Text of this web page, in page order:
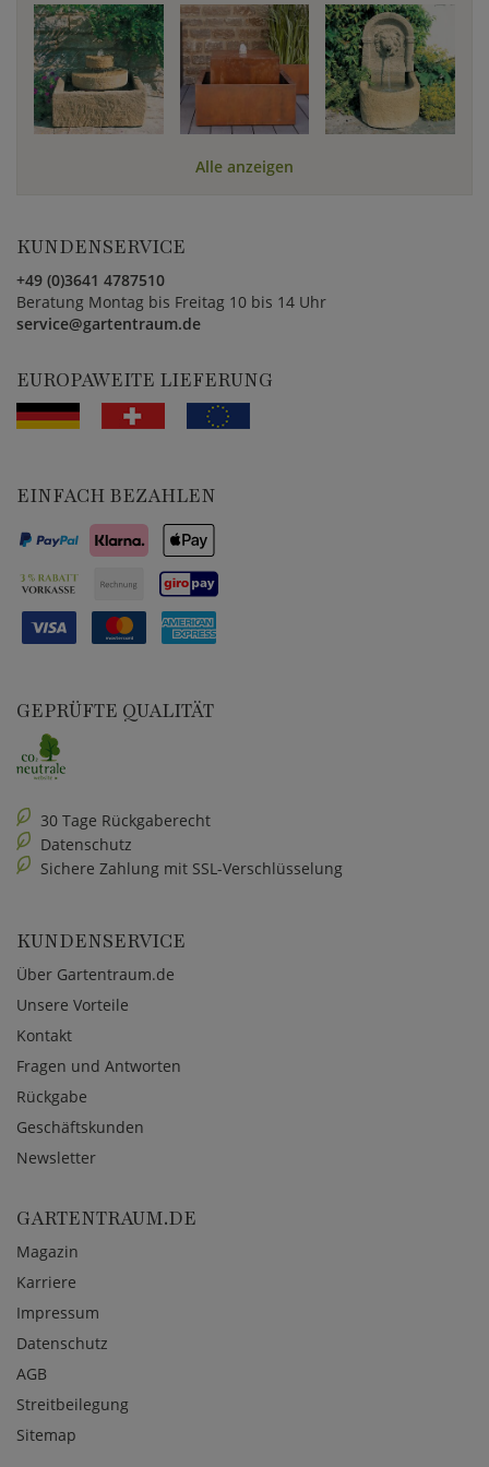
Alle anzeigen
KUNDENSERVICE
+49 (0)3641 4787510
Beratung Montag bis Freitag 10 bis 14 Uhr
service@gartentraum.de
EUROPAWEITE LIEFERUNG
EINFACH BEZAHLEN
GEPRÜFTE QUALITÄT
30 Tage Rückgaberecht
Datenschutz
Sichere Zahlung mit SSL-Verschlüsselung
KUNDENSERVICE
Über Gartentraum.de
Unsere Vorteile
Kontakt
Fragen und Antworten
Rückgabe
Geschäftskunden
Newsletter
GARTENTRAUM.DE
Magazin
Karriere
Impressum
Datenschutz
AGB
Streitbeilegung
Sitemap